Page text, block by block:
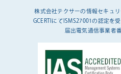
株式会社テクサーの情報セキュ
GCERTIにてISMS27001の認定を
届出電気通信事業者